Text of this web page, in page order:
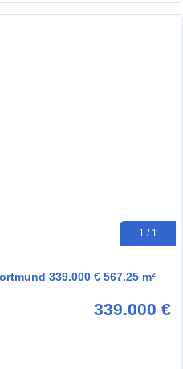
1 / 1
339.000 € 567.25 m²
339.000 €